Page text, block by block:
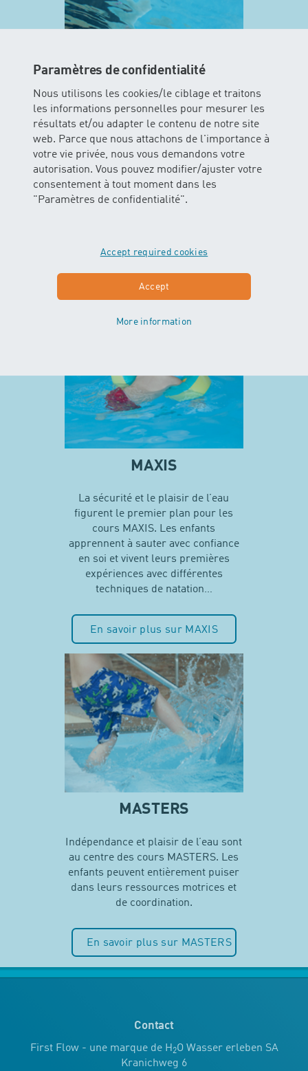
Paramètres de confidentialité
Nous utilisons les cookies/le ciblage et traitons
les informations personnelles pour mesurer les
résultats et/ou adapter le contenu de notre site
web. Parce que nous attachons de l'importance à
votre vie privée, nous vous demandons votre
autorisation. Vous pouvez modifier/ajuster votre
consentement à tout moment dans les
"Paramètres de confidentialité".
Accept required cookies
Accept
More information
MINIS
Dans ce cours les enfants peuvent
vivre l’élément aquatique avec tous
soutien des parents.
En savoir plus sur MINIS
MAXIS
La sécurité et le plaisir de l’eau
figurent le premier plan pour les
cours MAXIS. Les enfants
apprennent à sauter avec confiance
en soi et vivent leurs premières
expériences avec différentes
techniques de natation…
En savoir plus sur MAXIS
MASTERS
Indépendance et plaisir de l’eau sont
au centre des cours MASTERS. Les
enfants peuvent entièrement puiser
dans leurs ressources motrices et
de coordination.
En savoir plus sur MASTERS
Contact
First Flow - une marque de H2O Wasser erleben SA
Kranichweg 6